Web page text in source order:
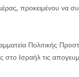
προκειμένου να
Πολιτικής
Ισραήλ τις